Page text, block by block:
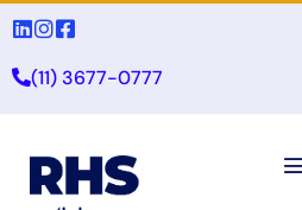
(11) 3677-0777